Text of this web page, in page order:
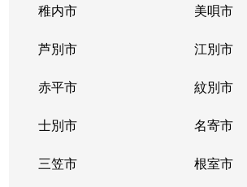
稚内市 美唄市
芦別市 江別市
赤平市 紋別市
士別市 名寄市
三笠市 根室市